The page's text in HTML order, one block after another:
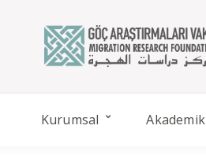
Kurumsal Akademik